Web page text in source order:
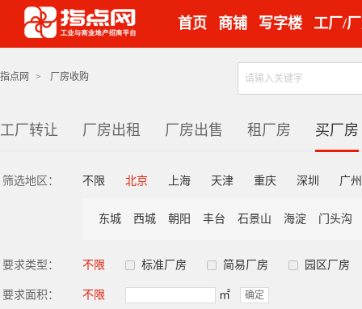
首页 商铺 写字楼 工厂/
指点网 > 厂房收购
工厂转让 厂房出租 厂房出售 租厂房 买厂房
筛选地区： 不限 北京 上海 天津 重庆 深圳 广州
东城 西城 朝阳 丰台 石景山 海淀 门头沟
要求类型： 不限 标准厂房 简易厂房 园区厂房
要求面积： 不限 ㎡ 确定